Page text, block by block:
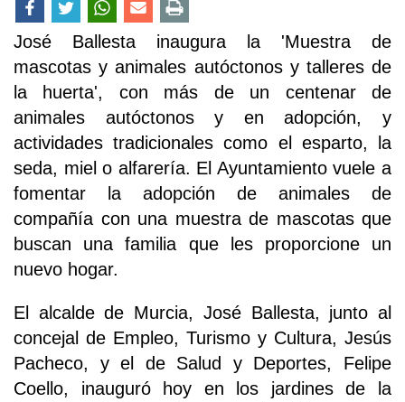
José Ballesta inaugura la 'Muestra de
mascotas y animales autóctonos y talleres de
la huerta', con más de un centenar de
animales autóctonos y en adopción, y
actividades tradicionales como el esparto, la
seda, miel o alfarería. El Ayuntamiento vuele a
fomentar la adopción de animales de
compañía con una muestra de mascotas que
buscan una familia que les proporcione un
nuevo hogar.
El alcalde de Murcia, José Ballesta, junto al
concejal de Empleo, Turismo y Cultura, Jesús
Pacheco, y el de Salud y Deportes, Felipe
Coello, inauguró hoy en los jardines de la